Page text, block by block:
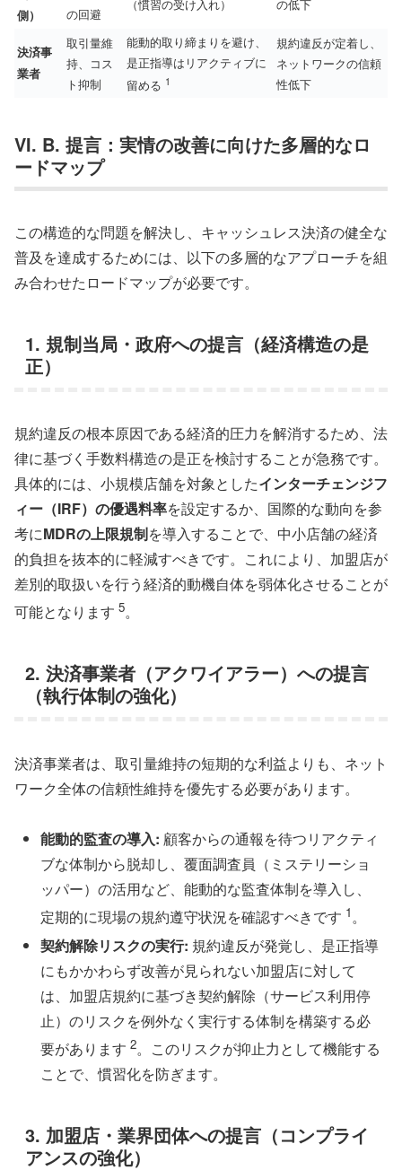
側）
の回避
（慣習の受け入れ）
の低下
決済事
業者
取引量維
持、コス
ト抑制
能動的取り締まりを避け、
是正指導はリアクティブに
留める 1
規約違反が定着し、
ネットワークの信頼
性低下
VI. B. 提言：実情の改善に向けた多層的なロ
ードマップ
この構造的な問題を解決し、キャッシュレス決済の健全な
普及を達成するためには、以下の多層的なアプローチを組
み合わせたロードマップが必要です。
1. 規制当局・政府への提言（経済構造の是
正）
規約違反の根本原因である経済的圧力を解消するため、法
律に基づく手数料構造の是正を検討することが急務です。
具体的には、小規模店舗を対象としたインターチェンジフ
ィー（IRF）の優遇料率を設定するか、国際的な動向を参
考にMDRの上限規制を導入することで、中小店舗の経済
的負担を抜本的に軽減すべきです。これにより、加盟店が
差別的取扱いを行う経済的動機自体を弱体化させることが
可能となります 5。
2. 決済事業者（アクワイアラー）への提言
（執行体制の強化）
決済事業者は、取引量維持の短期的な利益よりも、ネット
ワーク全体の信頼性維持を優先する必要があります。
能動的監査の導入: 顧客からの通報を待つリアクティ
ブな体制から脱却し、覆面調査員（ミステリーショ
ッパー）の活用など、能動的な監査体制を導入し、
定期的に現場の規約遵守状況を確認すべきです 1。
契約解除リスクの実行: 規約違反が発覚し、是正指導
にもかかわらず改善が見られない加盟店に対して
は、加盟店規約に基づき契約解除（サービス利用停
止）のリスクを例外なく実行する体制を構築する必
要があります2。このリスクが抑止力として機能する
ことで、慣習化を防ぎます。
3. 加盟店・業界団体への提言（コンプライ
アンスの強化）